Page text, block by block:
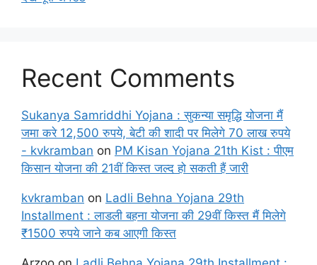
Recent Comments
Sukanya Samriddhi Yojana : सुकन्या समृद्धि योजना मैं
जमा करे 12,500 रुपये, बेटी की शादी पर मिलेगे 70 लाख रुपये
- kvkramban on PM Kisan Yojana 21th Kist : पीएम
किसान योजना की 21वीं किस्त जल्द हो सकती हैं जारी
kvkramban on Ladli Behna Yojana 29th
Installment : लाडली बहना योजना की 29वीं किस्त मैं मिलेगे
₹1500 रुपये जाने कब आएगी किस्त